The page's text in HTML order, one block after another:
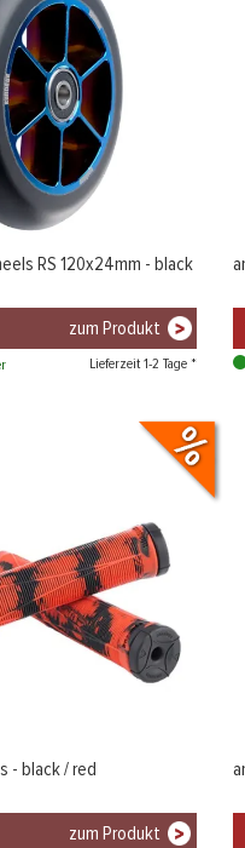
RS 120x24mm - black
zum Produkt
Lieferzeit 1-2 Tage *
- black / red
zum Produkt